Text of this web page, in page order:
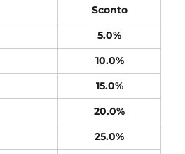
Sconto
5.0%
10.0%
15.0%
20.0%
25.0%